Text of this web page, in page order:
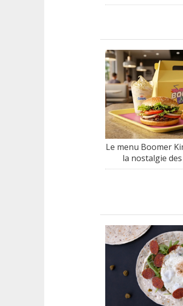
Le menu Boomer
la nostalgie